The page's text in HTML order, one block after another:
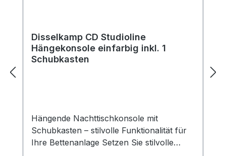
Disselkamp CD Studioline
Hängekonsole einfarbig inkl. 1
Schubkasten
Hängende Nachttischkonsole mit
Schubkasten – stilvolle Funktionalität für
Ihre Bettenanlage Setzen Sie stilvolle